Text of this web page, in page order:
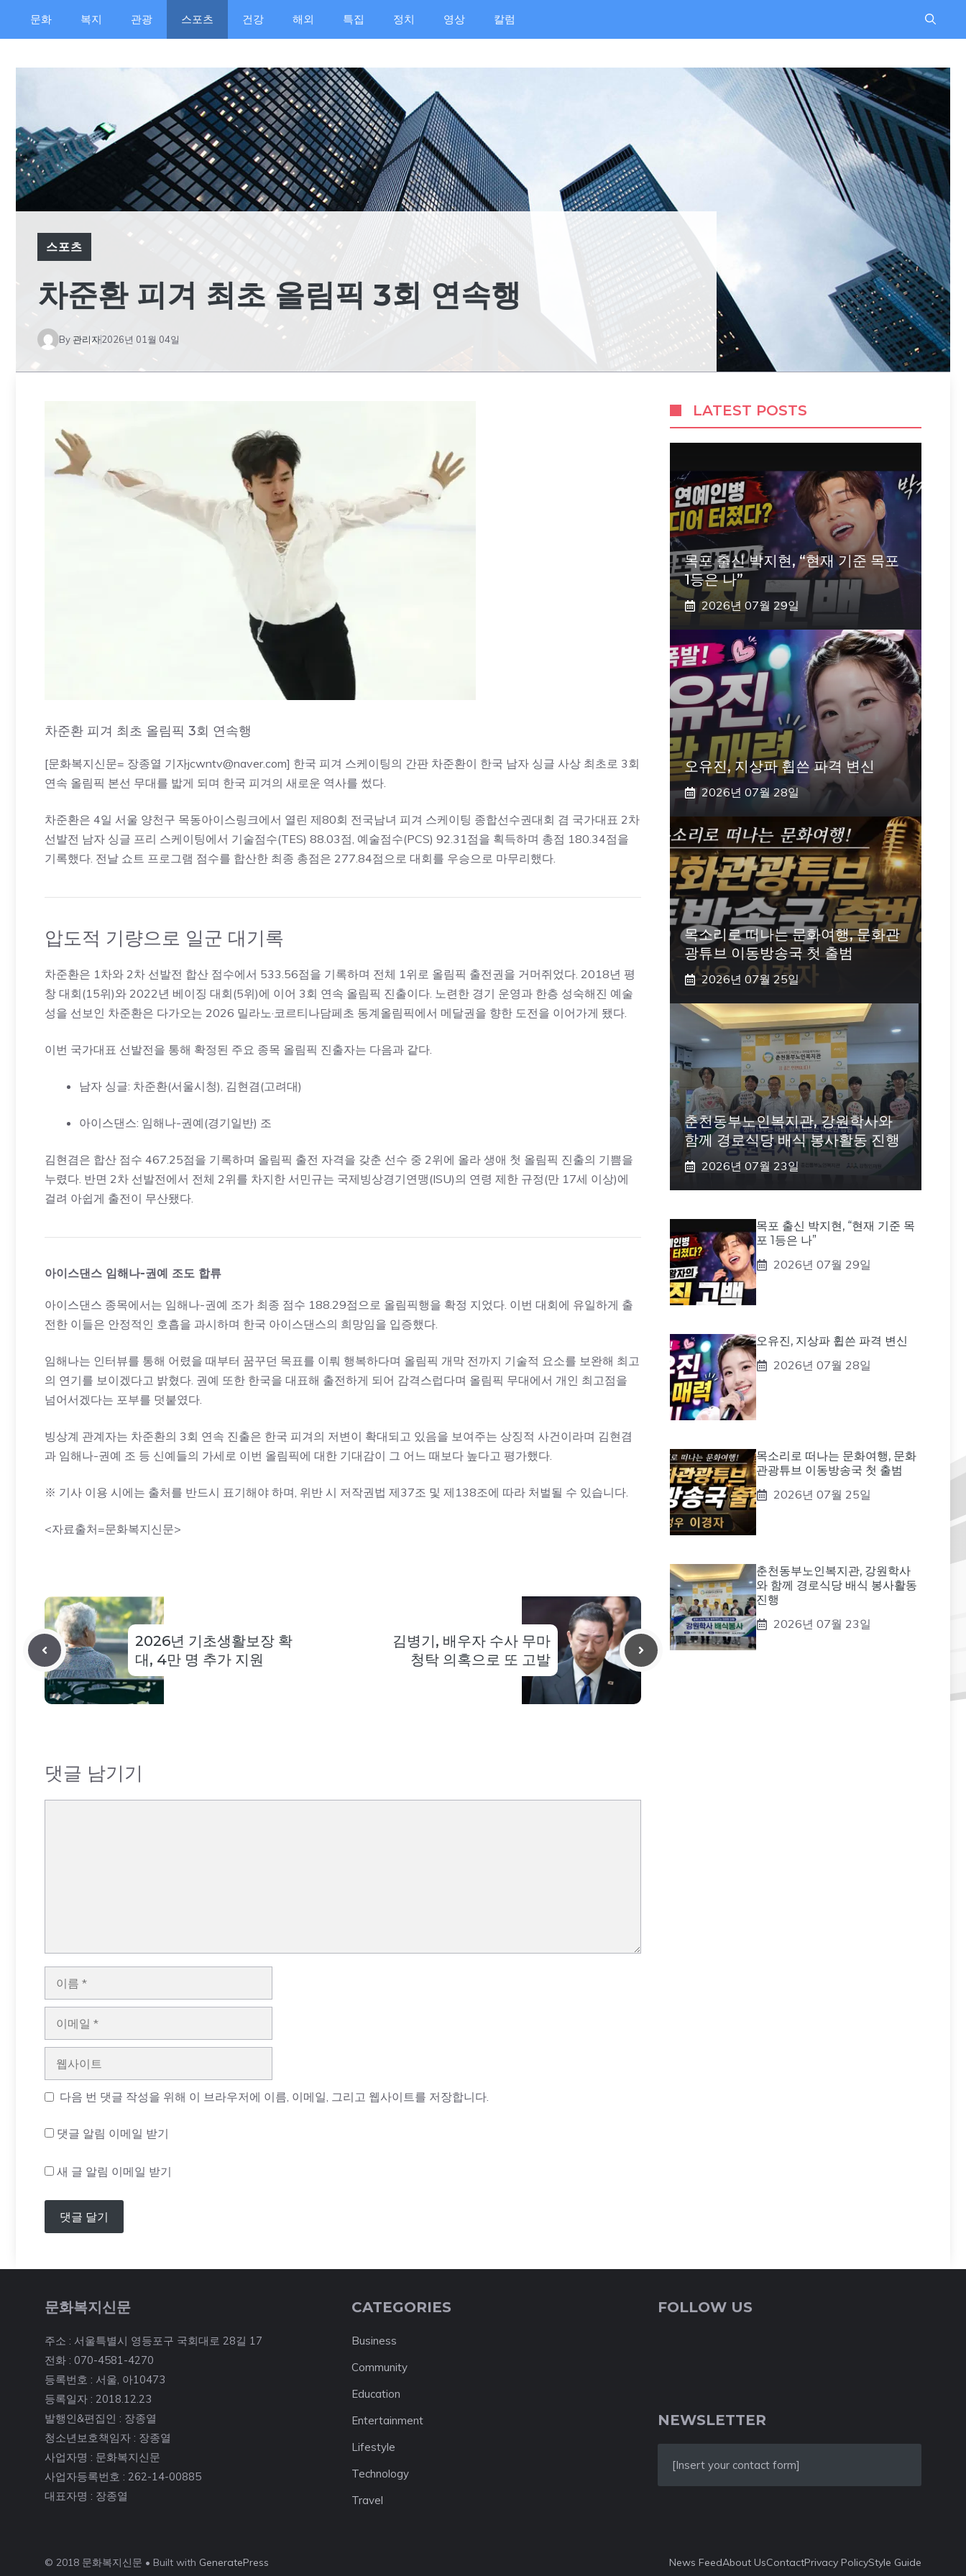
문화 복지 관광 스포츠 건강 해외 특집 정치 영상 칼럼
스포츠
차준환 피겨 최초 올림픽 3회 연속행
By 관리자2026년 01월 04일
차준환 피겨 최초 올림픽 3회 연속행
[문화복지신문= 장종열 기자jcwntv@naver.com] 한국 피겨 스케이팅의 간판 차준환이 한국 남자 싱글 사상 최초로 3회
연속 올림픽 본선 무대를 밟게 되며 한국 피겨의 새로운 역사를 썼다.
차준환은 4일 서울 양천구 목동아이스링크에서 열린 제80회 전국남녀 피겨 스케이팅 종합선수권대회 겸 국가대표 2차
선발전 남자 싱글 프리 스케이팅에서 기술점수(TES) 88.03점, 예술점수(PCS) 92.31점을 획득하며 총점 180.34점을
기록했다. 전날 쇼트 프로그램 점수를 합산한 최종 총점은 277.84점으로 대회를 우승으로 마무리했다.
압도적 기량으로 일군 대기록
차준환은 1차와 2차 선발전 합산 점수에서 533.56점을 기록하며 전체 1위로 올림픽 출전권을 거머쥐었다. 2018년 평
창 대회(15위)와 2022년 베이징 대회(5위)에 이어 3회 연속 올림픽 진출이다. 노련한 경기 운영과 한층 성숙해진 예술
성을 선보인 차준환은 다가오는 2026 밀라노·코르티나담페초 동계올림픽에서 메달권을 향한 도전을 이어가게 됐다.
이번 국가대표 선발전을 통해 확정된 주요 종목 올림픽 진출자는 다음과 같다.
남자 싱글: 차준환(서울시청), 김현겸(고려대)
아이스댄스: 임해나-권예(경기일반) 조
김현겸은 합산 점수 467.25점을 기록하며 올림픽 출전 자격을 갖춘 선수 중 2위에 올라 생애 첫 올림픽 진출의 기쁨을
누렸다. 반면 2차 선발전에서 전체 2위를 차지한 서민규는 국제빙상경기연맹(ISU)의 연령 제한 규정(만 17세 이상)에
걸려 아쉽게 출전이 무산됐다.
아이스댄스 임해나-권예 조도 합류
아이스댄스 종목에서는 임해나-권예 조가 최종 점수 188.29점으로 올림픽행을 확정 지었다. 이번 대회에 유일하게 출
전한 이들은 안정적인 호흡을 과시하며 한국 아이스댄스의 희망임을 입증했다.
임해나는 인터뷰를 통해 어렸을 때부터 꿈꾸던 목표를 이뤄 행복하다며 올림픽 개막 전까지 기술적 요소를 보완해 최고
의 연기를 보이겠다고 밝혔다. 권예 또한 한국을 대표해 출전하게 되어 감격스럽다며 올림픽 무대에서 개인 최고점을
넘어서겠다는 포부를 덧붙였다.
빙상계 관계자는 차준환의 3회 연속 진출은 한국 피겨의 저변이 확대되고 있음을 보여주는 상징적 사건이라며 김현겸
과 임해나-권예 조 등 신예들의 가세로 이번 올림픽에 대한 기대감이 그 어느 때보다 높다고 평가했다.
※ 기사 이용 시에는 출처를 반드시 표기해야 하며, 위반 시 저작권법 제37조 및 제138조에 따라 처벌될 수 있습니다.
<자료출처=문화복지신문>
2026년 기초생활보장 확
대, 4만 명 추가 지원
김병기, 배우자 수사 무마
청탁 의혹으로 또 고발
댓글 남기기
이 다음 번 댓글 작성을 위해 이 브라우저에 이름, 이메일, 그리고 웹사이트를 저장합니다.
댓글 알림 이메일 받기
새 글 알림 이메일 받기
LATEST POSTS
목포 출신 박지현, “현재 기준 목포
1등은 나”
2026년 07월 29일
오유진, 지상파 휩쓴 파격 변신
2026년 07월 28일
목소리로 떠나는 문화여행, 문화관
광튜브 이동방송국 첫 출범
2026년 07월 25일
춘천동부노인복지관, 강원학사와
함께 경로식당 배식 봉사활동 진행
2026년 07월 23일
목포 출신 박지현, “현재 기준 목
포 1등은 나”
2026년 07월 29일
오유진, 지상파 휩쓴 파격 변신
2026년 07월 28일
목소리로 떠나는 문화여행, 문화
관광튜브 이동방송국 첫 출범
2026년 07월 25일
춘천동부노인복지관, 강원학사
와 함께 경로식당 배식 봉사활동
진행
2026년 07월 23일
문화복지신문
주소 : 서울특별시 영등포구 국회대로 28길 17
전화 : 070-4581-4270
등록번호 : 서울, 아10473
등록일자 : 2018.12.23
발행인&편집인 : 장종열
청소년보호책임자 : 장종열
사업자명 : 문화복지신문
사업자등록번호 : 262-14-00885
대표자명 : 장종열
CATEGORIES
Business
Community
Education
Entertainment
Lifestyle
Technology
Travel
FOLLOW US
NEWSLETTER
[Insert your contact form]
© 2018 문화복지신문 • Built with GeneratePress News FeedAbout UsContactPrivacy PolicyStyle Guide